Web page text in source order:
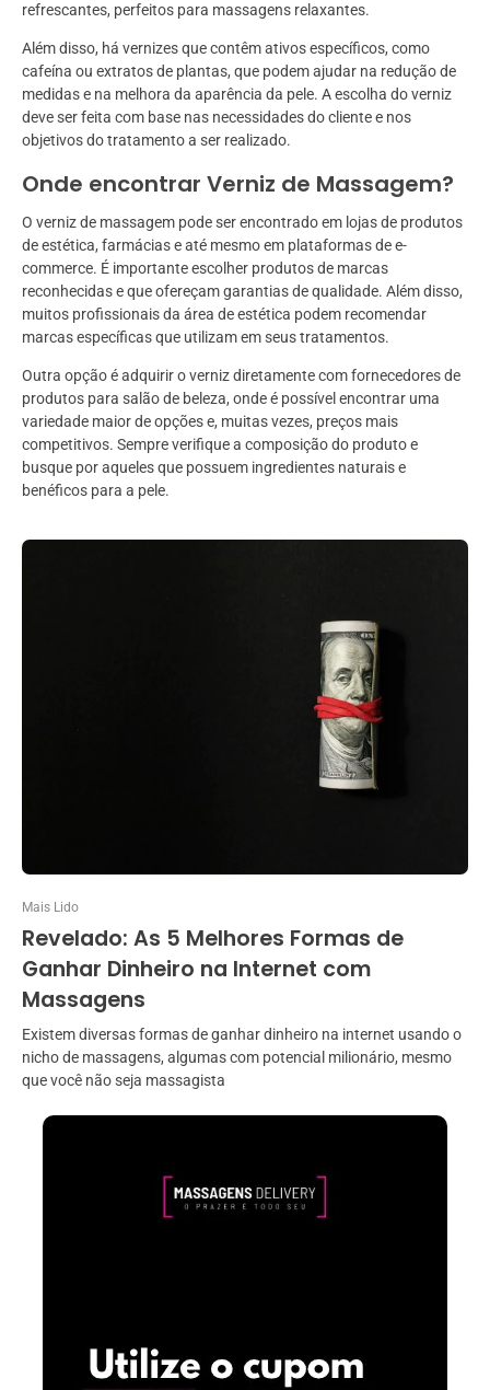
refrescantes, perfeitos para massagens relaxantes.
Além disso, há vernizes que contêm ativos específicos, como
cafeína ou extratos de plantas, que podem ajudar na redução de
medidas e na melhora da aparência da pele. A escolha do verniz
deve ser feita com base nas necessidades do cliente e nos
objetivos do tratamento a ser realizado.
Onde encontrar Verniz de Massagem?
O verniz de massagem pode ser encontrado em lojas de produtos
de estética, farmácias e até mesmo em plataformas de e-
commerce. É importante escolher produtos de marcas
reconhecidas e que ofereçam garantias de qualidade. Além disso,
muitos profissionais da área de estética podem recomendar
marcas específicas que utilizam em seus tratamentos.
Outra opção é adquirir o verniz diretamente com fornecedores de
produtos para salão de beleza, onde é possível encontrar uma
variedade maior de opções e, muitas vezes, preços mais
competitivos. Sempre verifique a composição do produto e
busque por aqueles que possuem ingredientes naturais e
benéficos para a pele.
Mais Lido
Revelado: As 5 Melhores Formas de
Ganhar Dinheiro na Internet com
Massagens
Existem diversas formas de ganhar dinheiro na internet usando o
nicho de massagens, algumas com potencial milionário, mesmo
que você não seja massagista